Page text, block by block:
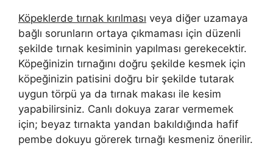
Köpeklerde tırnak kırılması veya diğer uzamaya
bağlı sorunların ortaya çıkmaması için düzenli
şekilde tırnak kesiminin yapılması gerekecektir.
Köpeğinizin tırnağını doğru şekilde kesmek için
köpeğinizin patisini doğru bir şekilde tutarak
uygun törpü ya da tırnak makası ile kesim
yapabilirsiniz. Canlı dokuya zarar vermemek
için; beyaz tırnakta yandan bakıldığında hafif
pembe dokuyu görerek tırnağı kesmeniz önerilir.